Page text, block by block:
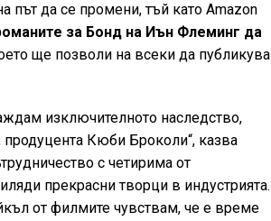
път да се промени, тъй като Amazon
за Бонд на Иън Флеминг да
ще позволи на всеки да публикува
изключителното наследство,
Кюби Броколи“, казва
с четирима от
прекрасни творци в индустрията.
от филмите чувствам, че е време